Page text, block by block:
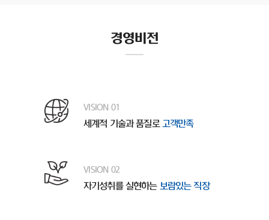
경영비전
VISION 01
세계적 기술과 품질로 고객만족
VISION 02
자기성취를 실현하는 보람있는 직장